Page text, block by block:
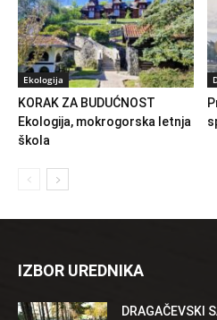
Ekologija
KORAK ZA BUDUĆNOST
Ekologija, mokrogorska letnja
škola
IZBOR UREDNIKA
DRAGAČEVSKI